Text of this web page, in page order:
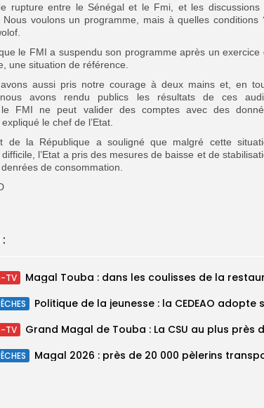
rupture entre le Sénégal et le Fmi, et les discussions
Nous voulons un programme, mais à quelles conditions
le FMI a suspendu son programme après un exercice
une situation de référence.
aussi pris notre courage à deux mains et, en
avons rendu publics les résultats de ces
le FMI ne peut valider des comptes avec des
le chef de l’Etat.
de la République a souligné que malgré cette
l’Etat a pris des mesures de baisse et de
de consommation.
TV
TV